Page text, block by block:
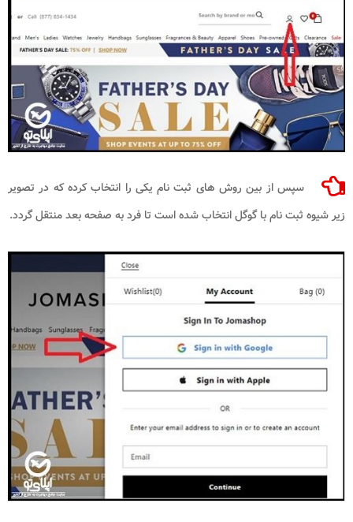
سپس از بین روش های ثبت نام یکی را انتخاب کرده که در تصویر
زیر شیوه ثبت نام با گوگل انتخاب شده است تا فرد به صفحه بعد منتقل گردد.